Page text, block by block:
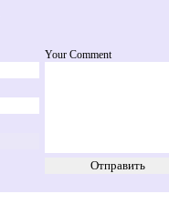
Your Comment